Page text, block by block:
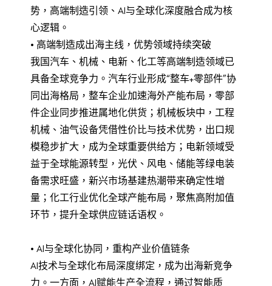
势，高端制造引领、AI与全球化深度融合成为核
心逻辑。
• 高端制造成出海主线，优势领域持续突破
我国汽车、机械、电新、化工等高端制造领域已
具备全球竞争力。汽车行业形成“整车+零部件”协
同出海格局，整车企业加速海外产能布局，零部
件企业同步推进属地化供货；机械板块中，工程
机械、油气设备凭借性价比与技术优势，出口规
模稳步扩大，成为全球重要供给方；电新领域受
益于全球能源转型，光伏、风电、储能等绿电装
备需求旺盛，新兴市场基建热潮带来确定性增
量；化工行业优化全球产能布局，聚焦高附加值
环节，提升全球供应链话语权。
• AI与全球化协同，重构产业价值链条
AI技术与全球化布局深度绑定，成为出海新竞争
力。一方面，AI赋能生产全流程，通过智能质